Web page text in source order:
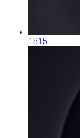
1815